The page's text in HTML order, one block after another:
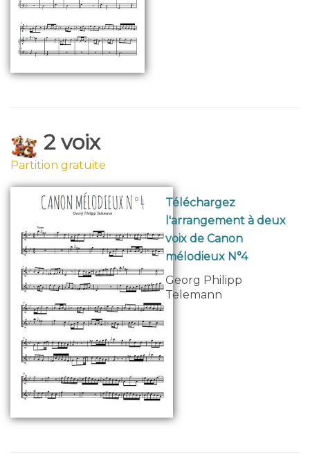
2 voix
Partition gratuite
Téléchargez
l'arrangement à deux
voix de Canon
mélodieux N°4
Georg Philipp
Telemann